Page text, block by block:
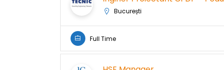
București
Full Time